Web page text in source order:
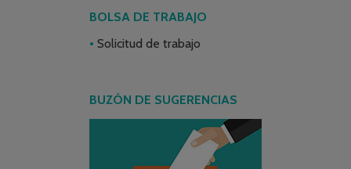
BOLSA DE TRABAJO
Solicitud de trabajo
BUZÓN DE SUGERENCIAS